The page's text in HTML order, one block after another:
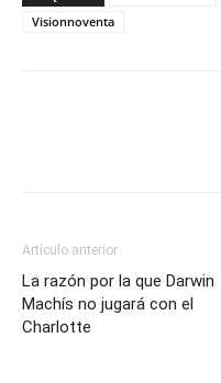
Visionnoventa
Artículo anterior
La razón por la que Darwin
Machís no jugará con el
Charlotte